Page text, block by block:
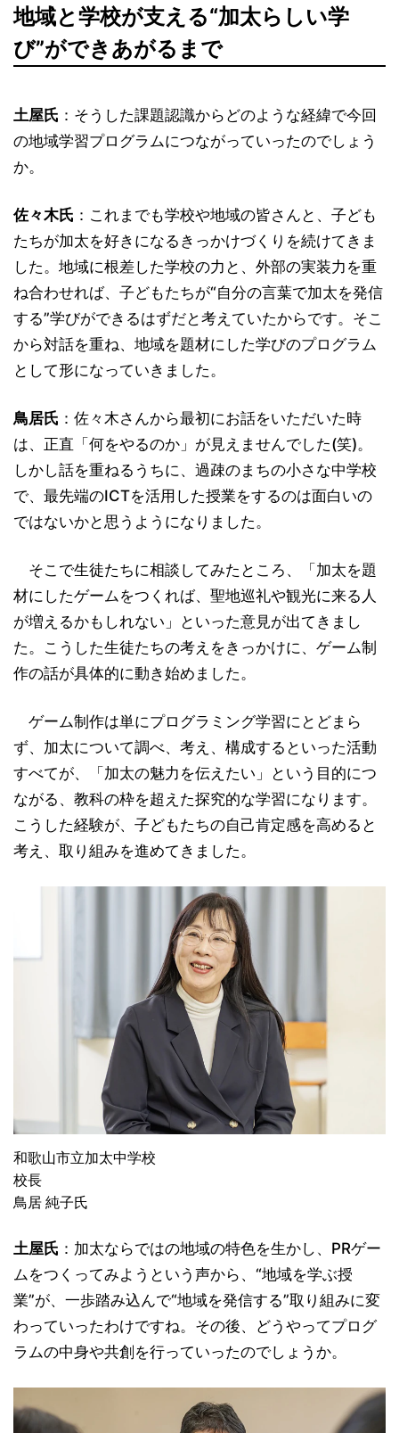
地域と学校が支える“加太らしい学
び”ができあがるまで
土屋氏 ：そうした課題認識からどのような経緯で今回
の地域学習プログラムにつながっていったのでしょう
か。
佐々木氏 ：これまでも学校や地域の皆さんと、子ども
たちが加太を好きになるきっかけづくりを続けてきま
した。地域に根差した学校の力と、外部の実装力を重
ね合わせれば、子どもたちが“自分の言葉で加太を発信
する”学びができるはずだと考えていたからです。そこ
から対話を重ね、地域を題材にした学びのプログラム
として形になっていきました。
鳥居氏 ：佐々木さんから最初にお話をいただいた時
は、正直「何をやるのか」が見えませんでした(笑)。
しかし話を重ねるうちに、過疎のまちの小さな中学校
で、最先端のICTを活用した授業をするのは面白いの
ではないかと思うようになりました。
そこで生徒たちに相談してみたところ、「加太を題
材にしたゲームをつくれば、聖地巡礼や観光に来る人
が増えるかもしれない」といった意見が出てきまし
た。こうした生徒たちの考えをきっかけに、ゲーム制
作の話が具体的に動き始めました。
ゲーム制作は単にプログラミング学習にとどまら
ず、加太について調べ、考え、構成するといった活動
すべてが、「加太の魅力を伝えたい」という目的につ
ながる、教科の枠を超えた探究的な学習になります。
こうした経験が、子どもたちの自己肯定感を高めると
考え、取り組みを進めてきました。
和歌山市立加太中学校
校長
鳥居 純子氏
土屋氏 ：加太ならではの地域の特色を生かし、PRゲー
ムをつくってみようという声から、“地域を学ぶ授
業”が、一歩踏み込んで“地域を発信する”取り組みに変
わっていったわけですね。その後、どうやってプログ
ラムの中身や共創を行っていったのでしょうか。